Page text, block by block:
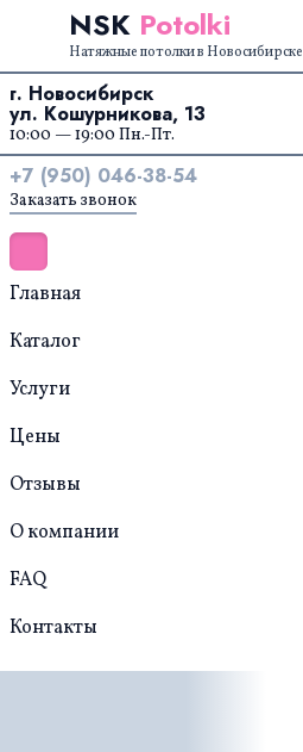
Перейти к содержанию
NSK Potolki
Натяжные потолки в Новосибирске
г. Новосибирск
ул. Кошурникова, 13
10:00 — 19:00 Пн.-Пт.
+7 (950) 046-38-54
Заказать звонок
Главная
Каталог
Услуги
Цены
Отзывы
О компании
FAQ
Контакты